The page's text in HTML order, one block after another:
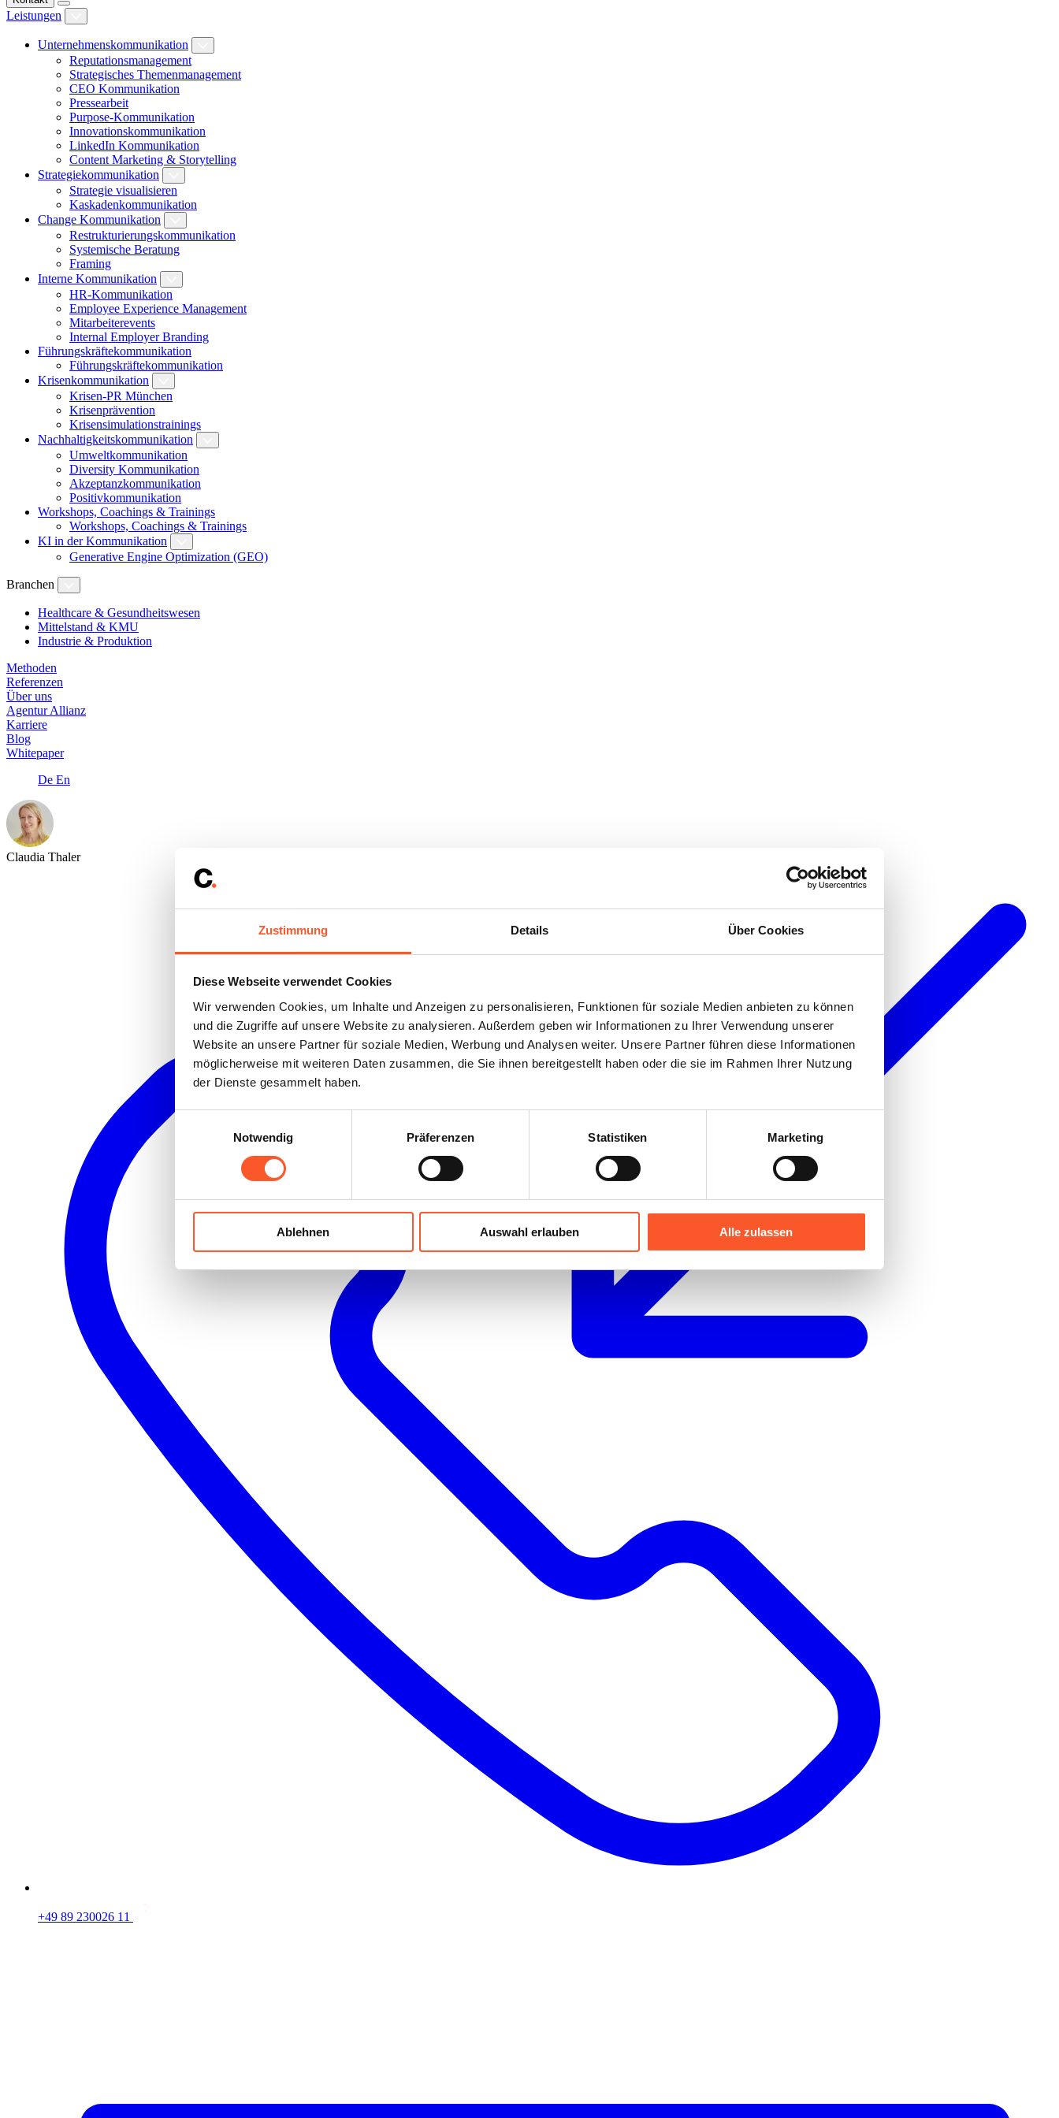
Zustimmung Details Über Cookies
Diese Webseite verwendet Cookies
Wir verwenden Cookies, um Inhalte und Anzeigen zu personalisieren, Funktionen für soziale Medien anbieten zu können
und die Zugriffe auf unsere Website zu analysieren. Außerdem geben wir Informationen zu Ihrer Verwendung unserer
Website an unsere Partner für soziale Medien, Werbung und Analysen weiter. Unsere Partner führen diese Informationen
möglicherweise mit weiteren Daten zusammen, die Sie ihnen bereitgestellt haben oder die sie im Rahmen Ihrer Nutzung
der Dienste gesammelt haben.
Notwendig
Präferenzen Statistiken Marketing
Ablehnen Auswahl erlauben Alle zulassen
Leistungen
Unternehmenskommunikation
Reputationsmanagement
Strategisches Themenmanagement
CEO Kommunikation
Pressearbeit
Purpose-Kommunikation
Innovationskommunikation
LinkedIn Kommunikation
Content Marketing & Storytelling
Strategiekommunikation
Strategie visualisieren
Kaskadenkommunikation
Change Kommunikation
Restrukturierungskommunikation
Systemische Beratung
Framing
Interne Kommunikation
HR-Kommunikation
Employee Experience Management
Mitarbeiterevents
Internal Employer Branding
Führungskräftekommunikation
Führungskräftekommunikation
Krisenkommunikation
Krisen-PR München
Krisenprävention
Krisensimulationstrainings
Nachhaltigkeitskommunikation
Umweltkommunikation
Diversity Kommunikation
Akzeptanzkommunikation
Positivkommunikation
Workshops, Coachings & Trainings
Workshops, Coachings & Trainings
KI in der Kommunikation
Generative Engine Optimization (GEO)
Branchen
Healthcare & Gesundheitswesen
Mittelstand & KMU
Industrie & Produktion
Methoden
Referenzen
Über uns
Agentur Allianz
Karriere
Blog
Whitepaper
De En
Claudia Thaler
+49 89 230026 11